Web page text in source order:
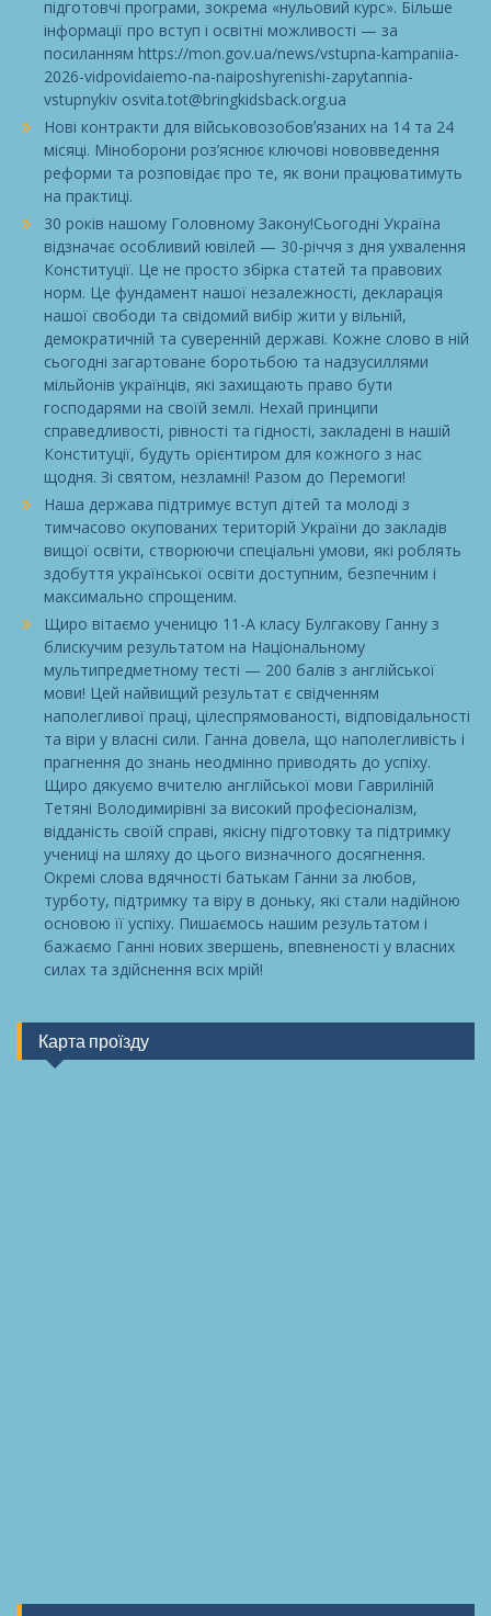
підготовчі програми, зокрема «нульовий курс». Більше
інформації про вступ і освітні можливості — за
посиланням https://mon.gov.ua/news/vstupna-kampaniia-
2026-vidpovidaiemo-na-naiposhyrenishi-zapytannia-
vstupnykiv osvita.tot@bringkidsback.org.ua
Нові контракти для військовозобовʼязаних на 14 та 24
місяці. Міноборони роз’яснює ключові нововведення
реформи та розповідає про те, як вони працюватимуть
на практиці.
30 років нашому Головному Закону!Сьогодні Україна
відзначає особливий ювілей — 30-річчя з дня ухвалення
Конституції. Це не просто збірка статей та правових
норм. Це фундамент нашої незалежності, декларація
нашої свободи та свідомий вибір жити у вільній,
демократичній та суверенній державі. Кожне слово в ній
сьогодні загартоване боротьбою та надзусиллями
мільйонів українців, які захищають право бути
господарями на своїй землі. Нехай принципи
справедливості, рівності та гідності, закладені в нашій
Конституції, будуть орієнтиром для кожного з нас
щодня. Зі святом, незламні! Разом до Перемоги!
Наша держава підтримує вступ дітей та молоді з
тимчасово окупованих територій України до закладів
вищої освіти, створюючи спеціальні умови, які роблять
здобуття української освіти доступним, безпечним і
максимально спрощеним.
Щиро вітаємо ученицю 11-А класу Булгакову Ганну з
блискучим результатом на Національному
мультипредметному тесті — 200 балів з англійської
мови! Цей найвищий результат є свідченням
наполегливої праці, цілеспрямованості, відповідальності
та віри у власні сили. Ганна довела, що наполегливість і
прагнення до знань неодмінно приводять до успіху.
Щиро дякуємо вчителю англійської мови Гавриліній
Тетяні Володимирівні за високий професіоналізм,
відданість своїй справі, якісну підготовку та підтримку
учениці на шляху до цього визначного досягнення.
Окремі слова вдячності батькам Ганни за любов,
турботу, підтримку та віру в доньку, які стали надійною
основою її успіху. Пишаємось нашим результатом і
бажаємо Ганні нових звершень, впевненості у власних
силах та здійснення всіх мрій!
Карта проїзду